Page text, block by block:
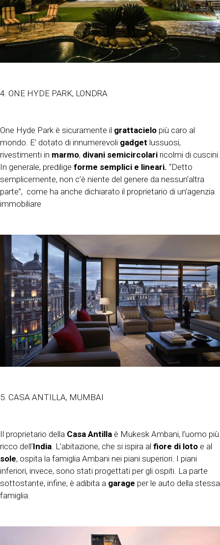
4. ONE HYDE PARK, LONDRA
One Hyde Park è sicuramente il grattacielo più caro al
mondo. E’ dotato di innumerevoli gadget lussuosi,
rivestimenti in marmo, divani semicircolari ricolmi di cuscini.
In generale, predilige forme semplici e lineari. “Detto
semplicemente, non c’è niente del genere da nessun’altra
parte”, come ha anche dichiarato il proprietario di un’agenzia
immobiliare
5. CASA ANTILLA, MUMBAI
Il proprietario della Casa Antilla è Mukesk Ambani, l’uomo più
ricco dell’India. L’abitazione, che si ispira al fiore di loto e al
sole, ospita la famiglia Ambani nei piani superiori. I piani
inferiori, invece, sono stati progettati per gli ospiti. La parte
sottostante, infine, è adibita a garage per le auto della stessa
famiglia.